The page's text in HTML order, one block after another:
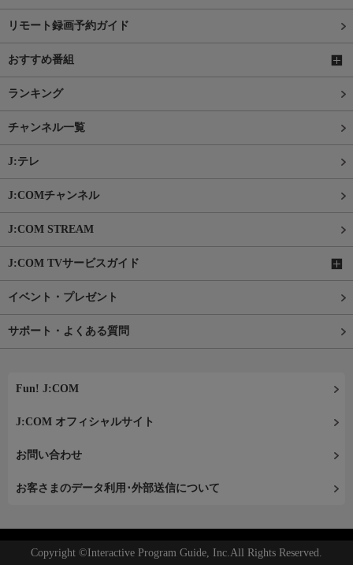
リモート録画予約ガイド
おすすめ番組
ランキング
チャンネル一覧
J:テレ
J:COMチャンネル
J:COM STREAM
J:COM TVサービスガイド
イベント・プレゼント
サポート・よくある質問
Fun! J:COM
J:COM オフィシャルサイト
お問い合わせ
お客さまのデータ利用･外部送信について
Copyright ©Interactive Program Guide, Inc.All Rights Reserved.